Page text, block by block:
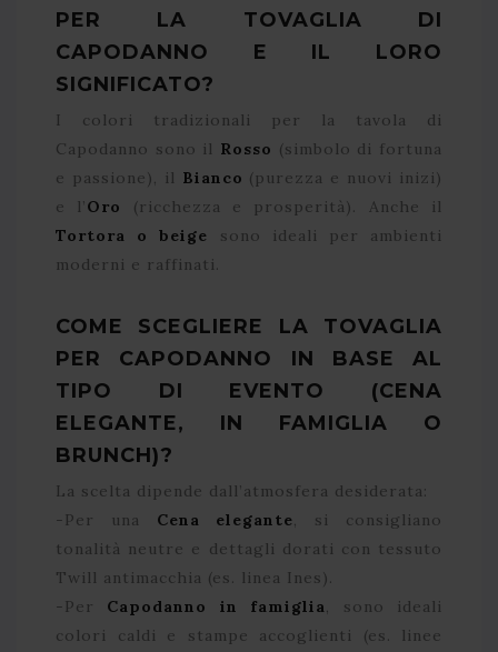
PER LA TOVAGLIA DI
CAPODANNO E IL LORO
SIGNIFICATO?
I colori tradizionali per la tavola di
Capodanno sono il Rosso (simbolo di fortuna
e passione), il Bianco (purezza e nuovi inizi)
e l’Oro
(ricchezza e prosperità). Anche il
Tortora o beige sono ideali per ambienti
moderni e raffinati.
COME SCEGLIERE LA TOVAGLIA
PER CAPODANNO IN BASE AL
TIPO DI EVENTO (CENA
ELEGANTE, IN FAMIGLIA O
BRUNCH)?
La scelta dipende dall’atmosfera desiderata:
-Per una Cena elegante, si consigliano
tonalità neutre e dettagli dorati con tessuto
Twill antimacchia (es. linea Ines).
-Per Capodanno in famiglia, sono ideali
colori caldi e stampe accoglienti (es. linee